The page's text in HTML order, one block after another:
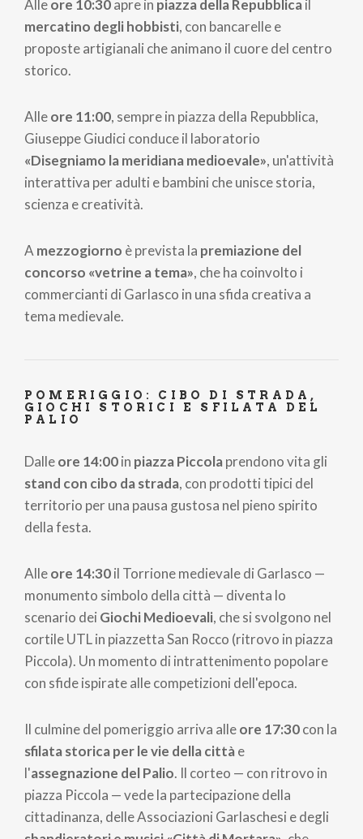
Alleore 10:30apre in piazza della Repubblicail
mercatino degli hobbisti, con bancarelle e
proposte artigianali che animano il cuore del centro
storico.
Alleore 11:00, sempre in piazza della Repubblica,
Giuseppe Giudici conduce il laboratorio
«Disegniamo la meridiana medioevale», un'attività
interattiva per adulti e bambini che unisce storia,
scienza e creatività.
A mezzogiorno è prevista la premiazione del
concorso «vetrine a tema», che ha coinvolto i
commercianti di Garlasco in una sfida creativa a
tema medievale.
POMERIGGIO: CIBO DI STRADA,
GIOCHI STORICI E SFILATA DEL
PALIO
Dalleore 14:00in piazza Piccolaprendono vita gli
stand con cibo da strada, con prodotti tipici del
territorio per una pausa gustosa nel pieno spirito
della festa.
Alleore 14:30il Torrione medievale di Garlasco —
monumento simbolo della città — diventa lo
scenario dei Giochi Medioevali, che si svolgono nel
cortile UTL in piazzetta San Rocco (ritrovo in piazza
Piccola). Un momento di intrattenimento popolare
con sfide ispirate alle competizioni dell'epoca.
Il culmine del pomeriggio arriva alleore 17:30con la
sfilata storica per le vie della cittàe
l'assegnazione del Palio. Il corteo — con ritrovo in
piazza Piccola — vede la partecipazione della
cittadinanza, delle Associazioni Garlaschesi e degli